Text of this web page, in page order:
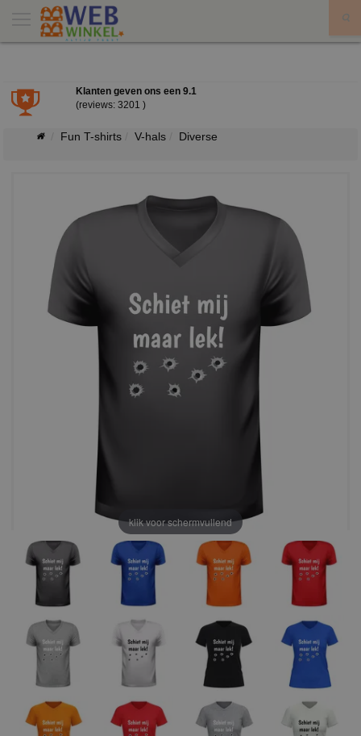
Klanten geven ons een 9.1
(reviews: 3201 )
Fun T-shirts V-hals Diverse
klik voor schermvullend